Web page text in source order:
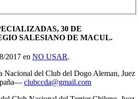
30 DE
SALESIANO DE MACUL.
2017 en NO USAR.
Nacional del Club del Dogo Aleman, Juez
clubccda@gmail.com